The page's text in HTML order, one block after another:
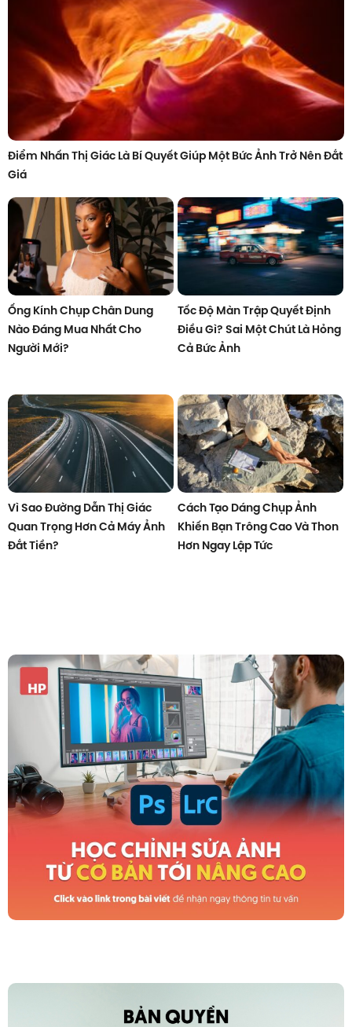
Điểm Nhấn Thị Giác Là Bí Quyết Giúp Một Bức Ảnh Trở Nên Đắt
Giá
Ống Kính Chụp Chân Dung
Nào Đáng Mua Nhất Cho
Người Mới?
Tốc Độ Màn Trập Quyết Định
Điều Gì? Sai Một Chút Là Hỏng
Cả Bức Ảnh
Vì Sao Đường Dẫn Thị Giác
Quan Trọng Hơn Cả Máy Ảnh
Đắt Tiền?
Cách Tạo Dáng Chụp Ảnh
Khiến Bạn Trông Cao Và Thon
Hơn Ngay Lập Tức